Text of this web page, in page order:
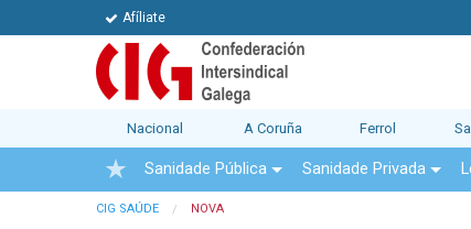
Afíliate
Nacional A Coruña Ferrol
Sanidade Pública Sanidade Privada
CIG SAÚDE NOVA